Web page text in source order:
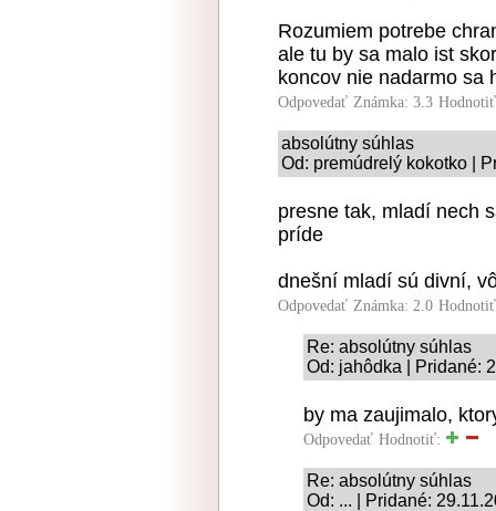
Rozumiem potrebe
ale tu by sa malo ist
koncov nie nadarmo sa
Odpovedať Známka: 3.3
absolútny súhlas
Od: premúdrelý kokotko |
presne tak, mladí nech
príde
dnešní mladí sú divní,
Odpovedať Známka: 2.0
Re: absolútny súhlas
Od: jahôdka | Pridané:
by ma zaujimalo,
Odpovedať Hodnotiť:
Re: absolútny súhlas
Od: ... | Pridané: